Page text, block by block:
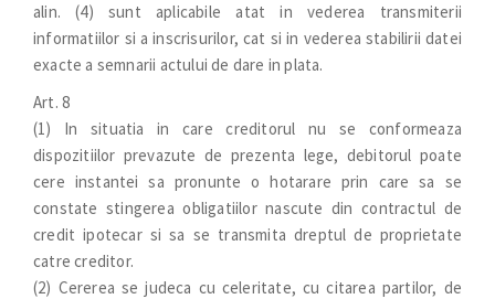
alin. (4) sunt aplicabile atat in vederea transmiterii
informatiilor si a inscrisurilor, cat si in vederea stabilirii datei
exacte a semnarii actului de dare in plata.
Art. 8
(1) In situatia in care creditorul nu se conformeaza
dispozitiilor prevazute de prezenta lege, debitorul poate
cere instantei sa pronunte o hotarare prin care sa se
constate stingerea obligatiilor nascute din contractul de
credit ipotecar si sa se transmita dreptul de proprietate
catre creditor.
(2) Cererea se judeca cu celeritate, cu citarea partilor, de